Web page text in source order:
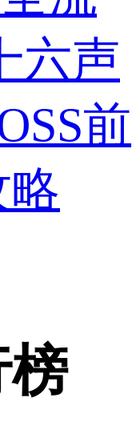
六声
前
略